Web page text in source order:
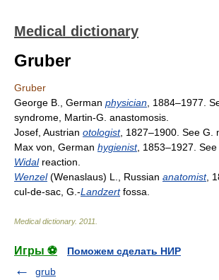
Medical dictionary
Gruber
Gruber
George B., German physician , 1884–1977.
syndrome, Martin-G. anastomosis.
Josef, Austrian otologist, 1827–1900. See G.
Max von, German hygienist, 1853–1927.
Widalreaction.
Wenzel(Wenaslaus) L., Russian anatomist,
cul-de-sac, G.-Landzertfossa.
Medical dictionary. 2011
Игры ⚽
Поможем сделать НИР
grub